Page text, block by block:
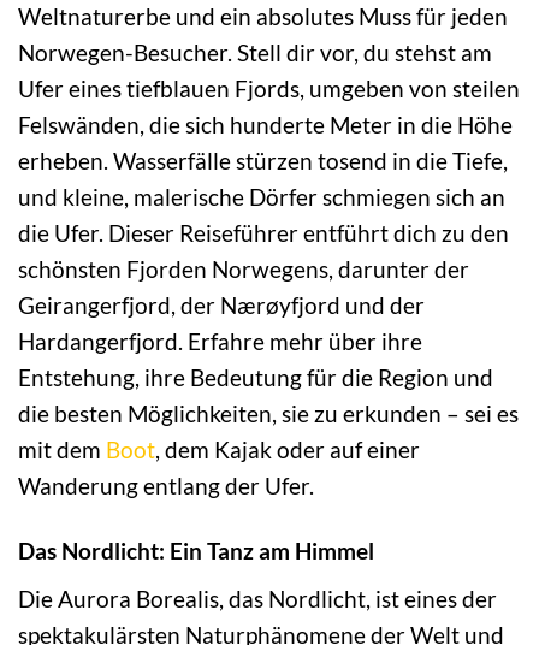
Weltnaturerbe und ein absolutes Muss für jeden
Norwegen-Besucher. Stell dir vor, du stehst am
Ufer eines tiefblauen Fjords, umgeben von steilen
Felswänden, die sich hunderte Meter in die Höhe
erheben. Wasserfälle stürzen tosend in die Tiefe,
und kleine, malerische Dörfer schmiegen sich an
die Ufer. Dieser Reiseführer entführt dich zu den
schönsten Fjorden Norwegens, darunter der
Geirangerfjord, der Nærøyfjord und der
Hardangerfjord. Erfahre mehr über ihre
Entstehung, ihre Bedeutung für die Region und
die besten Möglichkeiten, sie zu erkunden – sei es
mit dem Boot , dem Kajak oder auf einer
Wanderung entlang der Ufer.
Das Nordlicht: Ein Tanz am Himmel
Die Aurora Borealis, das Nordlicht, ist eines der
spektakulärsten Naturphänomene der Welt und